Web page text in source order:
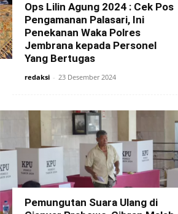
Ops Lilin Agung 2024 : Cek Pos
Pengamanan Palasari, Ini
Penekanan Waka Polres
Jembrana kepada Personel
Yang Bertugas
redaksi - 23 Desember 2024
Pemungutan Suara Ulang di